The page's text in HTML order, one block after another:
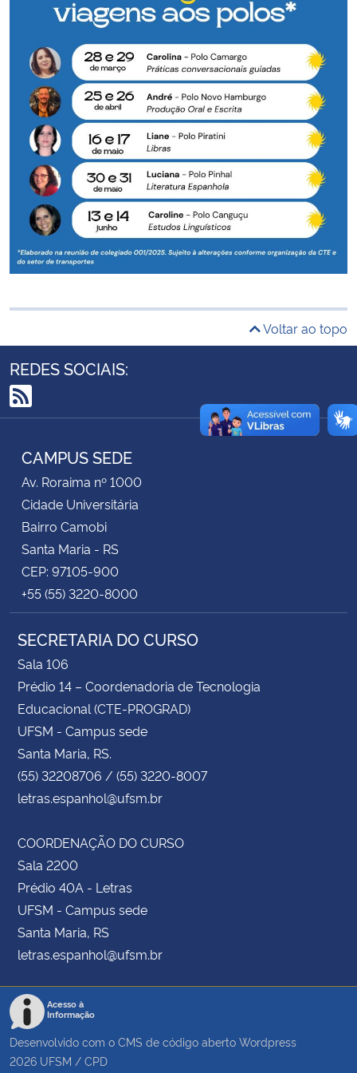
Ministério da Cidadania
Ministério da Saúde
Ministério de Minas e Energia
Ministério da Ciência, Tecnologia, Inovações e Comunicações
Ministério do Meio Ambiente
Ministério do Turismo
Ministério do Desenvolvimento Regional
Controladoria-Geral da União
Secretaria-Geral
Gabinete de Segurança Institucional
Advocacia-Geral da União
Voltar ao topo
REDES SOCIAIS:
RSS
CAMPUS SEDE
Av. Roraima nº 1000
Cidade Universitária
Bairro Camobi
Santa Maria - RS
CEP: 97105-900
+55 (55) 3220-8000
SECRETARIA DO CURSO
Sala 106
Prédio 14 – Coordenadoria de Tecnologia
Educacional (CTE-PROGRAD)
UFSM - Campus sede
Santa Maria, RS.
(55) 32208706 / (55) 3220-8007
letras.espanhol@ufsm.br
COORDENAÇÃO DO CURSO
Sala 2200
Prédio 40A - Letras
UFSM - Campus sede
Santa Maria, RS
letras.espanhol@ufsm.br
Acesso à
Informação
Desenvolvido com o CMS de código aberto Wordpress
2026 UFSM / CPD